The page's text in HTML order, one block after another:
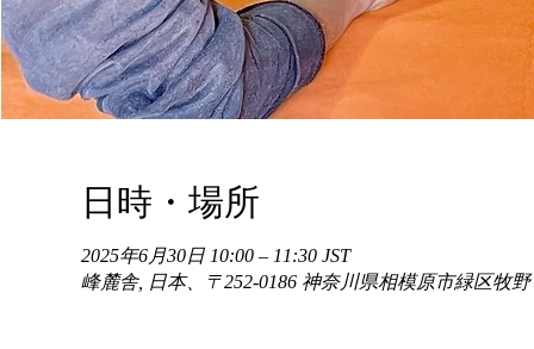
日時・場所
2025年6月30日 10:00 – 11:30 JST
峰麓舎, 日本、〒252-0186 神奈川県相模原市緑区牧